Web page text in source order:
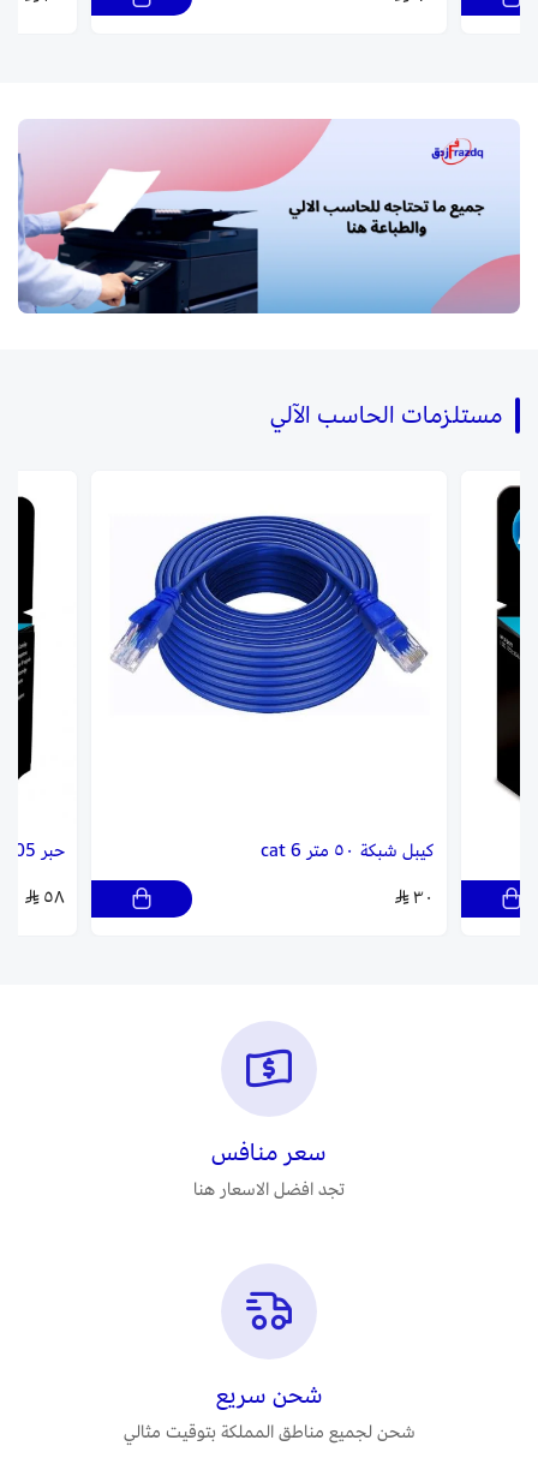
مستلزمات الحاسب الآلي
حبر 305 ملون | HP
٥٨
حبر 305 أسود | HP
٥٨
سعر منافس
تجد افضل الاسعار هنا
شحن سريع
شحن لجميع مناطق المملكة بتوقيت مثالي